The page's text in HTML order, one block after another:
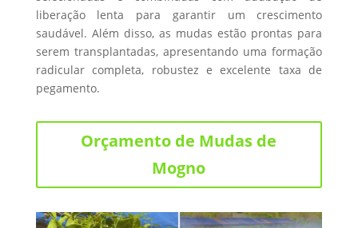
liberação lenta para garantir um crescimento
saudável. Além disso, as mudas estão prontas para
serem transplantadas, apresentando uma formação
radicular completa, robustez e excelente taxa de
pegamento.
Orçamento de Mudas de
Mogno